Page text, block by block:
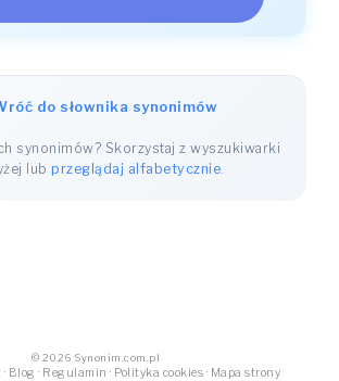
do słownika synonimów
synonimów? Skorzystaj z wyszukiwarki
lubprzeglądaj alfabetycznie
© 2026 Synonim.com.pl
· Blog · Regulamin · Polityka cookies · Mapa strony